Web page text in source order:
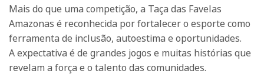
Mais do que uma competição, a Taça das Favelas
Amazonas é reconhecida por fortalecer o esporte como
ferramenta de inclusão, autoestima e oportunidades.
A expectativa é de grandes jogos e muitas histórias que
revelam a força e o talento das comunidades.